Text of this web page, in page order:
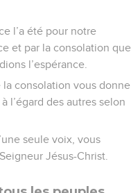
l’a été pour notre
et par la consolation que
l’espérance.
consolation vous donne
l’égard des autres selon
seule voix, vous
Jésus-Christ.